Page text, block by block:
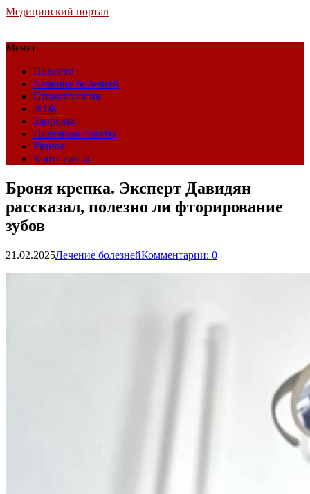
Медицинский портал
Меню
Новости
Лечение болезней
Стоматология
ЗОЖ
Здоровье
Полезные советы
Разное
Карта сайта
Броня крепка. Эксперт Давидян
рассказал, полезно ли фторирование
зубов
21.02.2025Лечение болезнейКомментарии: 0